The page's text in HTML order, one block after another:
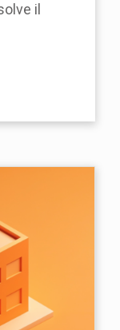
il